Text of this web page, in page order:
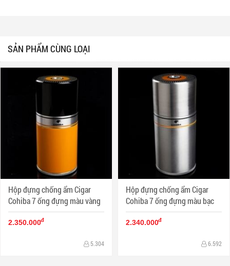
SẢN PHẨM CÙNG LOẠI
Hộp đựng chống ẩm Cigar
Cohiba 7 ống đựng màu vàng
2.350.000đ
5.304
Hộp đựng chống ẩm Cigar
Cohiba 7 ống đựng màu bạc
2.340.000đ
6.592